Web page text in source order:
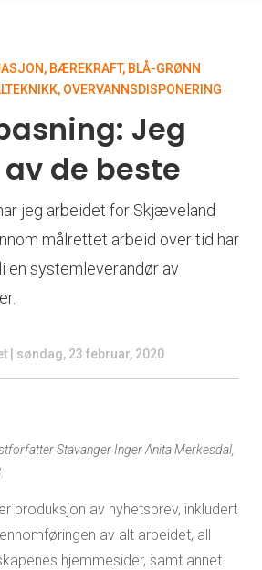
, BÆREKRAFT, BLÅ-GRØNN
, OVERVANNSDISPONERING
Jeg
de beste
jeg arbeidet for Skjæveland
målrettet arbeid over tid har
en systemleverandør av
søndag, 23 februar, 2020
Stavanger Inger Anita Merkesdal,
produksjon av nyhetsbrev, inkludert
av alt arbeidet, all
hjemmesider, samt annet